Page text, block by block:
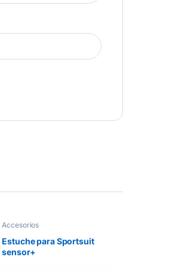
Accesorios
Estuche para Sportsuit
sensor+